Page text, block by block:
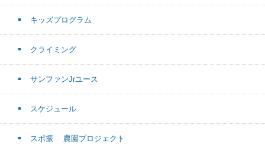
キッズプログラム
クライミング
サンファンJrユース
スケジュール
スポ振 農園プロジェクト